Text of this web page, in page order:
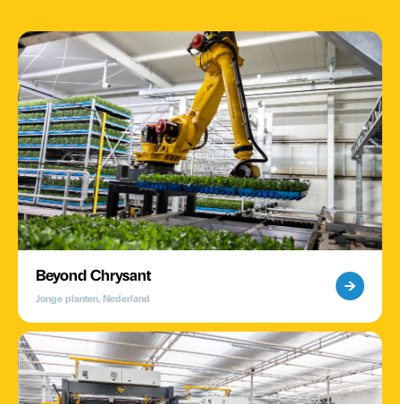
Beyond Chrysant
Jonge planten, Nederland